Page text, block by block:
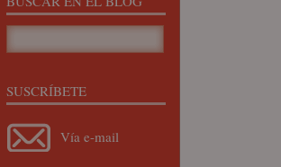
SUSCRÍBETE
Vía e-mail